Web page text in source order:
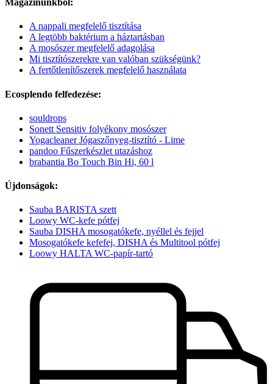
Magazinunkból:
A nappali megfelelő tisztítása
A legtöbb baktérium a háztartásban
A mosószer megfelelő adagolása
Mi tisztítószerekre van valóban szükségünk?
A fertőtlenítőszerek megfelelő használata
Ecosplendo felfedezése:
souldrops
Sonett Sensitiv folyékony mosószer
Yogacleaner Jógaszőnyeg-tisztító - Lime
pandoo Fűszerkészlet utazáshoz
brabantia Bo Touch Bin Hi, 60 l
Újdonságok:
Sauba BARISTA szett
Loowy WC-kefe pótfej
Sauba DISHA mosogatókefe, nyéllel és fejjel
Mosogatókefe kefefej, DISHA és Multitool pótfej
Loowy HALTA WC-papír-tartó